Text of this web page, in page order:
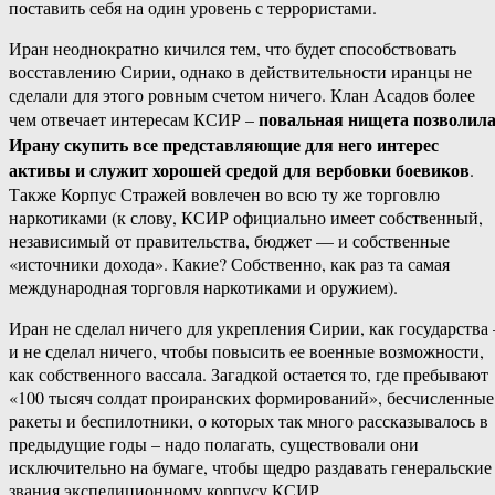
поставить себя на один уровень с террористами.
Иран неоднократно кичился тем, что будет способствовать
восставлению Сирии, однако в действительности иранцы не
сделали для этого ровным счетом ничего. Клан Асадов более
чем отвечает интересам КСИР –повальная нищета позволила
Ирану скупить все представляющие для него интерес
активы и служит хорошей средой для вербовки боевиков.
Также Корпус Стражей вовлечен во всю ту же торговлю
наркотиками (к слову, КСИР официально имеет собственный,
независимый от правительства, бюджет — и собственные
«источники дохода». Какие? Собственно, как раз та самая
международная торговля наркотиками и оружием).
Иран не сделал ничего для укрепления Сирии, как государства
и не сделал ничего, чтобы повысить ее военные возможности,
как собственного вассала. Загадкой остается то, где пребывают
«100 тысяч солдат проиранских формирований», бесчисленные
ракеты и беспилотники, о которых так много рассказывалось в
предыдущие годы – надо полагать, существовали они
исключительно на бумаге, чтобы щедро раздавать генеральские